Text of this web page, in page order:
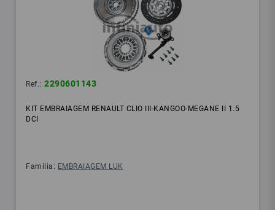
Ref.: 2290601143
KIT EMBRAIAGEM RENAULT CLIO III-KANGOO-MEGANE II 1.5
DCI
Família: EMBRAIAGEM LUK